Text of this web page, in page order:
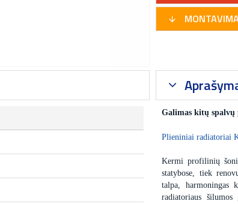
Galimas kitų
Plieniniai radiatoriai
Kermi profilinių
statybose, tiek
talpa, harmoningas
radiatoriaus